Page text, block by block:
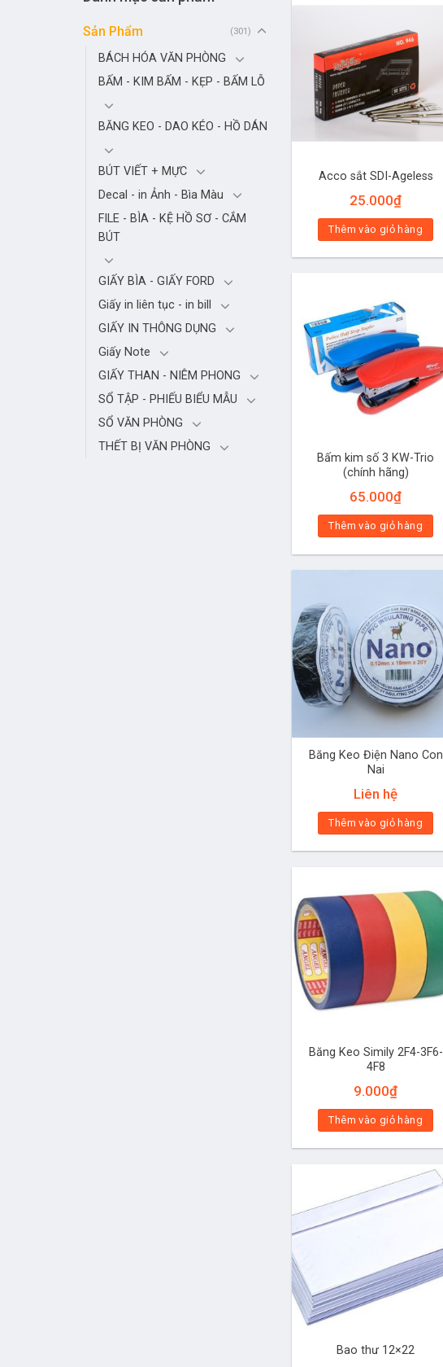
Sản Phẩm (301)
BÁCH HÓA VĂN PHÒNG
BẤM - KIM BẤM - KẸP - BẤM LỖ
BĂNG KEO - DAO KÉO - HỒ DÁN
BÚT VIẾT + MỰC
Decal - in Ảnh - Bìa Màu
FILE - BÌA - KỆ HỒ SƠ - CẮM
BÚT
GIẤY BÌA - GIẤY FORD
Giấy in liên tục - in bill
GIẤY IN THÔNG DỤNG
Giấy Note
GIẤY THAN - NIÊM PHONG
SỔ TẬP - PHIẾU BIỂU MẪU
SỔ VĂN PHÒNG
THẾT BỊ VĂN PHÒNG
Acco sắt SDI-Ageless
25.000₫
Thêm vào giỏ hàng
Bấm kim số 3 KW-Trio
(chính hãng)
65.000₫
Thêm vào giỏ hàng
Băng Keo Điện Nano Con
Nai
Liên hệ
Thêm vào giỏ hàng
Băng Keo Simily 2F4-3F6-
4F8
9.000₫
Thêm vào giỏ hàng
Bao thư 12×22